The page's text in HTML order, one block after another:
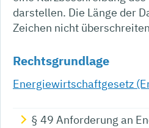
darstellen. Die Länge der
Zeichen nicht
Rechtsgrundlage
Energiewirtschaftgesetz
§ 49 Anforderung an